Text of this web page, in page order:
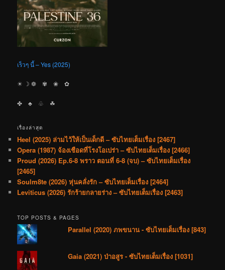
เร็วๆ นี้ – Yes (2025)
☀︎ ☽ ❁ ✾ ❀ ✿
✤ ♣︎ ♧ ☘︎
เรื่องล่าสุด
Heel (2025) ล่ามไว้ให้เป็นเด็กดี – ซับไทยเต็มเรื่อง [2467]
Opera (1987) จ้องเชือดที่โรงโอเปร่า – ซับไทยเต็มเรื่อง [2466]
Proud (2026) Ep.6-8 พราว ตอนที่ 6-8 (จบ) – ซับไทยเต็มเรื่อง
[2465]
Soulm8te (2026) หุ่นคลั่งรัก – ซับไทยเต็มเรื่อง [2464]
Leviticus (2026) รักร้ายกลายร่าง – ซับไทยเต็มเรื่อง [2463]
TOP POSTS & PAGES
Parallel (2020) ภพขนาน - ซับไทยเต็มเรื่อง [843]
Gaia (2021) ป่าอสูร - ซับไทยเต็มเรื่อง [1031]